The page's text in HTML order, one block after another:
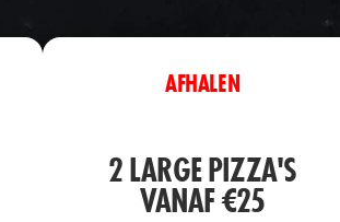
AFHALEN
2 LARGE PIZZA'S
VANAF €25